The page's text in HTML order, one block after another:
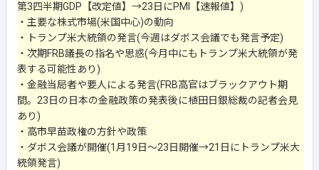
第3四半期GDP【改定値】→23日にPMI【速報値】)
・主要な株式市場(米国中心)の動向
・トランプ米大統領の発言(今週はダボス会議でも発言予定)
・次期FRB議長の指名や思惑(今月中にもトランプ米大統領が発
表する可能性あり)
・金融当局者や要人による発言(FRB高官はブラックアウト期
間。23日の日本の金融政策の発表後に植田日銀総裁の記者会見
あり)
・高市早苗政権の方針や政策
・ダボス会議が開催(1月19日～23日開催→21日にトランプ米大
統領発言)